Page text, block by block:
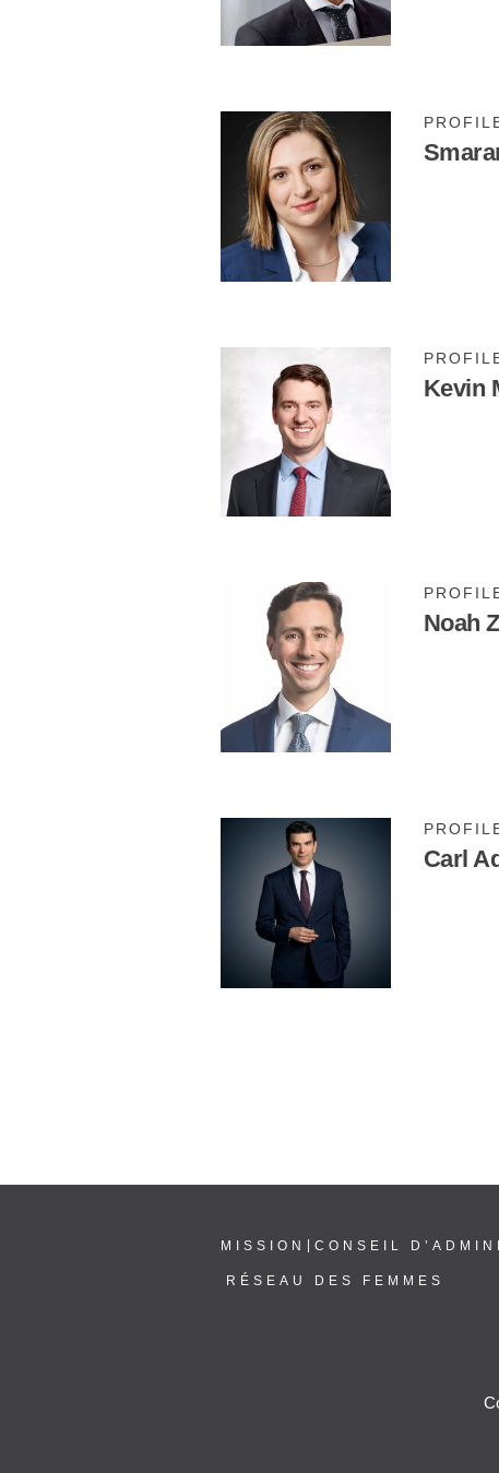
Kevin
Noah
Carl
MISSION CONSEIL
RÉSEAU DES FEMMES